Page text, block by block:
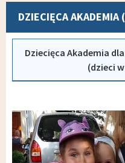
DZIECIĘCA
Dziecięca Akademia
(dzieci